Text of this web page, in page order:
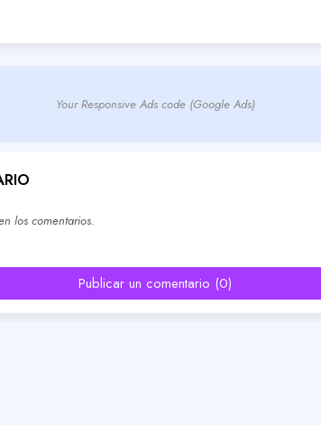
Your Responsive Ads code (Google Ads)
los comentarios.
Publicar un comentario (0)